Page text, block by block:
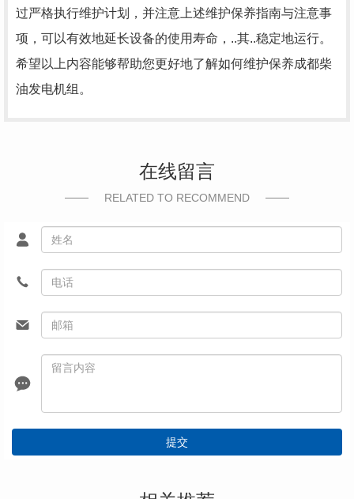
过严格执行维护计划，并注意上述维护保养指南与注意事
项，可以有效地延长设备的使用寿命，..其..稳定地运行。
希望以上内容能够帮助您更好地了解如何维护保养成都柴
油发电机组。
在线留言
RELATED TO RECOMMEND
提交